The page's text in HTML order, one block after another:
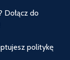
Dołącz do
politykę